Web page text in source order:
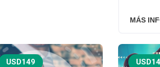
MÁS
USD149